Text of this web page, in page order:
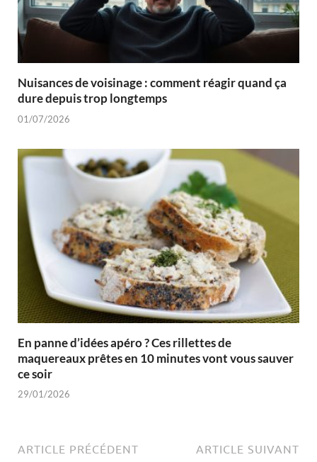
Nuisances de voisinage : comment réagir quand ça
dure depuis trop longtemps
01/07/2026
En panne d’idées apéro ? Ces rillettes de
maquereaux prêtes en 10 minutes vont vous sauver
ce soir
29/01/2026
ARTICLE PRÉCÉDENT ARTICLE SUIVANT